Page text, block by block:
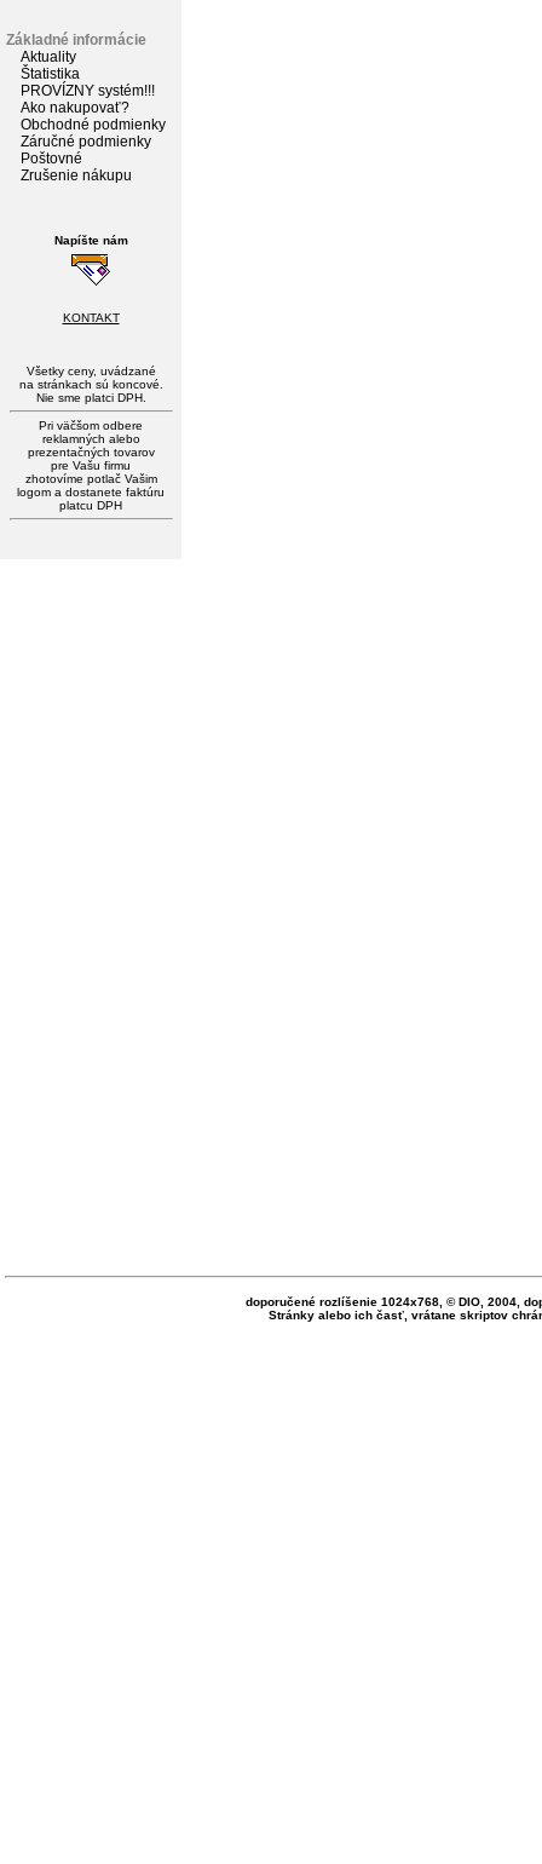
Základné informácie
Aktuality
Štatistika
PROVÍZNY systém!!!
Ako nakupovať?
Obchodné podmienky
Záručné podmienky
Poštovné
Zrušenie nákupu
Napíšte nám
KONTAKT
Všetky ceny, uvádzané
na stránkach sú koncové.
Nie sme platci DPH.
Pri väčšom odbere
reklamných alebo
prezentačných tovarov
pre Vašu firmu
zhotovíme potlač Vašim
logom a dostanete faktúru
platcu DPH
doporučené rozlíšenie 1024x768, © DIO, 2004,
Stránky alebo ich časť, vrátane skriptov